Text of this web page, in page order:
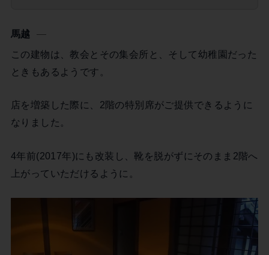
馬越
この建物は、教会とその集会所と、そして幼稚園だった
ときもあるようです。
店を増築した際に、2階の特別席がご提供できるように
なりました。
4年前(2017年)にも改装し、靴を脱がずにそのまま2階へ
上がっていただけるように。